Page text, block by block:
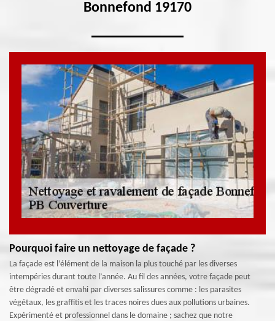
Bonnefond 19170
Pourquoi faire un nettoyage de façade ?
La façade est l’élément de la maison la plus touché par les diverses
intempéries durant toute l’année. Au fil des années, votre façade peut
être dégradé et envahi par diverses salissures comme : les parasites
végétaux, les graffitis et les traces noires dues aux pollutions urbaines.
Expérimenté et professionnel dans le domaine ; sachez que notre